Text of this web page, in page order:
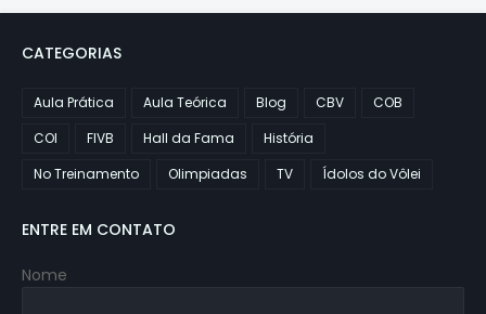
CATEGORIAS
Aula Prática Aula Teórica Blog CBV
COB
COI
FIVB Hall da Fama
História
No Treinamento
Olimpiadas TV Ídolos do Vôlei
ENTRE EM CONTATO
Nome